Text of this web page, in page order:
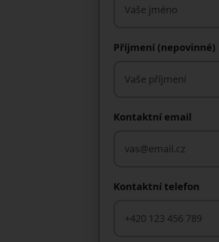
Příjmení (nepovinné)
Kontaktní email
Kontaktní telefon